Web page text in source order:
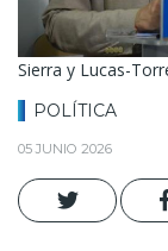
Sierra y Lucas-
POLÍTICA
05 JUNIO 2026